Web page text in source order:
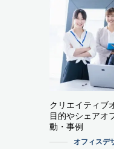
クリエイティブ
目的やシェアオ
動・事例
オフィスデ